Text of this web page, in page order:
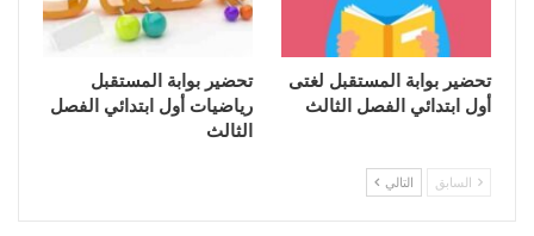
تحضير بوابة المستقبل لغتى
أول ابتدائي الفصل الثالث
تحضير بوابة المستقبل
رياضيات أول ابتدائي الفصل
الثالث
السابق التالي